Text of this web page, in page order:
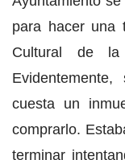
para hacer una
Cultural de la
cuesta un
comprarlo.
terminar